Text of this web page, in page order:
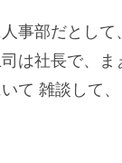
事部だとし
は社長で、
て 雑談して